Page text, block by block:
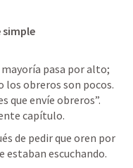
simple
pasa por alto;
los obreros son pocos.
que envíe obreros”.
capítulo.
de pedir que oren por
estaban escuchando.